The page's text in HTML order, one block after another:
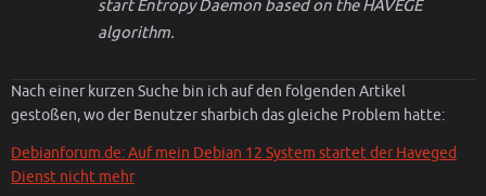
start Entropy Daemon based on the HAVEGE
algorithm.
Nach einer kurzen Suche bin ich auf den folgenden Artikel
gestoßen, wo der Benutzer sharbich das gleiche Problem hatte:
Debianforum.de: Auf mein Debian 12 System startet der Haveged
Dienst nicht mehr